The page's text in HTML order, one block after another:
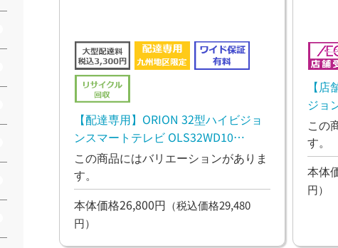
【配達専用】ORION 32型ハイビジョ
ンスマートテレビ OLS32WD10
OLS32WD10
この商品にはバリエーションがありま
す。
本体価格26,800円 （税込価格29,480
円）
【
ジョ
この
す。
本体
円）